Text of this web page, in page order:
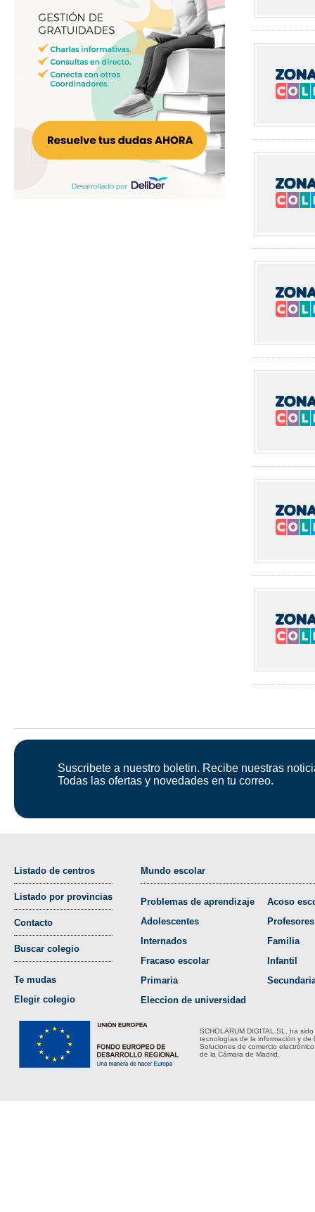
Suscribete a nuestro boletin. Recibe nuestras
Todas las ofertas y novedades en tu correo.
Listado de centros
Listado por provincias
Contacto
Buscar colegio
Te mudas
Elegir colegio
Mundo escolar
Problemas de aprendizaje
Adolescentes
Internados
Fracaso escolar
Primaria
Eleccion de universidad
Acoso
Profesores
Familia
Infantil
SCHOLARUM DIGITAL,SL, ha
tecnologías de la información y de
Soluciones de comercio
de la Cámara de Madrid.